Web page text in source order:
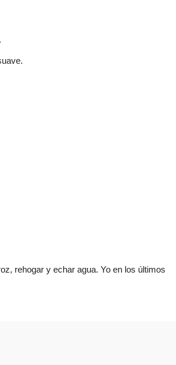
rehogar y echar agua. Yo en los últimos